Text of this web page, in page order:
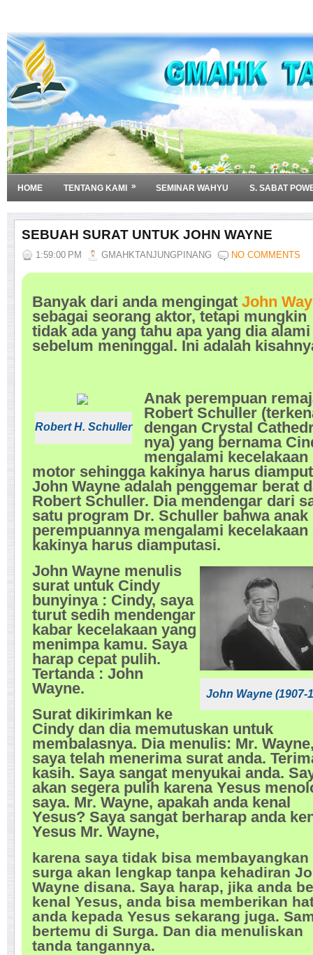
HOME TENTANG KAMI » SEMINAR WAHYU S. SABAT
SEBUAH SURAT UNTUK JOHN WAYNE
1:59:00 PM GMAHKTANJUNGPINANG NO COMMENTS
Banyak dari anda mengingat John
sebagai seorang aktor, tetapi mungkin
tidak ada yang tahu apa yang dia alami
sebelum meninggal. Ini adalah
Robert H. Schuller
Anak perempuan
Robert Schuller
dengan Crystal
nya) yang bernama
mengalami kecelakaan
motor sehingga kakinya harus
John Wayne adalah penggemar berat
Robert Schuller. Dia mendengar dari
satu program Dr. Schuller bahwa anak
perempuannya mengalami kecelakaan
kakinya harus diamputasi.
John Wayne (1907-
John Wayne menulis
surat untuk Cindy
bunyinya : Cindy, saya
turut sedih mendengar
kabar kecelakaan yang
menimpa kamu. Saya
harap cepat pulih.
Tertanda : John
Wayne.
Surat dikirimkan ke
Cindy dan dia memutuskan untuk
membalasnya. Dia menulis: Mr.
saya telah menerima surat anda.
kasih. Saya sangat menyukai anda.
akan segera pulih karena Yesus
saya. Mr. Wayne, apakah anda kenal
Yesus? Saya sangat berharap anda
Yesus Mr. Wayne,
karena saya tidak bisa membayangkan
surga akan lengkap tanpa kehadiran
Wayne disana. Saya harap, jika anda
kenal Yesus, anda bisa memberikan
anda kepada Yesus sekarang juga.
bertemu di Surga. Dan dia menuliskan
tanda tangannya.